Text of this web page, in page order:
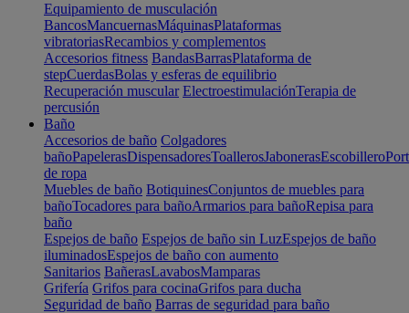
Equipamiento de musculación
BancosMancuernasMáquinasPlataformas
vibratoriasRecambios y complementos
Accesorios fitness BandasBarrasPlataforma de
stepCuerdasBolas y esferas de equilibrio
Recuperación muscular ElectroestimulaciónTerapia de
percusión
Baño
Accesorios de baño Colgadores
bañoPapelerasDispensadoresToallerosJabonerasEscobillero
de ropa
Muebles de baño BotiquinesConjuntos de muebles para
bañoTocadores para bañoArmarios para bañoRepisa para
baño
Espejos de baño Espejos de baño sin LuzEspejos de baño
iluminadosEspejos de baño con aumento
Sanitarios BañerasLavabosMamparas
Grifería Grifos para cocinaGrifos para ducha
Seguridad de baño Barras de seguridad para baño